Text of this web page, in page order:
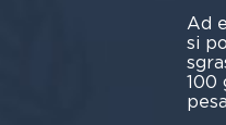
Ad
si
100